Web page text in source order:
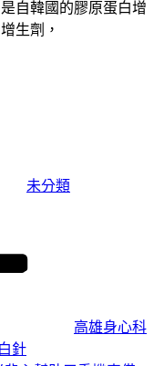
自韓國的膠原蛋白增
生劑，
未分類
高雄身心科
針